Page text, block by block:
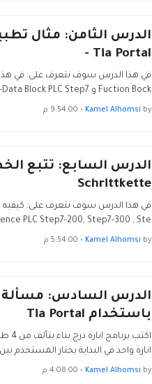
- Tia Portal
في هذا الدرس سوف نتعرف على: في
Fuction Bock و Data Block PLC Step7-…
by
Kamel Alhomsi
• 9:54:00 م
Schrittkette
PLC Step7-200, Step7-300 , Ste…
by
Kamel Alhomsi
• 5:54:00 م
باستخدام Tia Portal
انارة واحد في البداية يختار المستخدم
by
Kamel Alhomsi
• 4:08:00 م